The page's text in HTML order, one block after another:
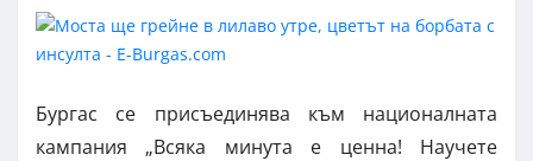
Бургас се присъединява към националната
кампания „Всяка минута е ценна! Научете